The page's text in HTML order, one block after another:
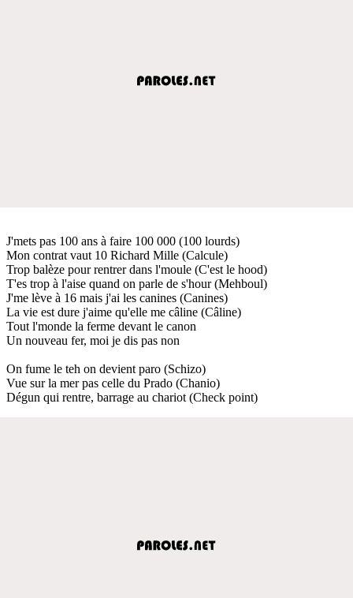
J'mets pas 100 ans à faire 100 000 (100 lourds)
Mon contrat vaut 10 Richard Mille (Calcule)
Trop balèze pour rentrer dans l'moule (C'est le hood)
T'es trop à l'aise quand on parle de s'hour (Mehboul)
J'me lève à 16 mais j'ai les canines (Canines)
La vie est dure j'aime qu'elle me câline (Câline)
Tout l'monde la ferme devant le canon
Un nouveau fer, moi je dis pas non
On fume le teh on devient paro (Schizo)
Vue sur la mer pas celle du Prado (Chanio)
Dégun qui rentre, barrage au chariot (Check point)